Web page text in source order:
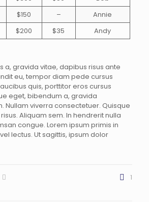
$150 –
Annie
$200 $35 Andy
a, gravida vitae, dapibus risus ante
eu, tempor diam pede cursus
quis, porttitor eros cursus
eget, bibendum a, gravida
Nullam viverra consectetuer. Quisque
Aliquam sem. In hendrerit nulla
congue. Lorem ipsum primis in
lectus. Ut sagittis, ipsum dolor
1